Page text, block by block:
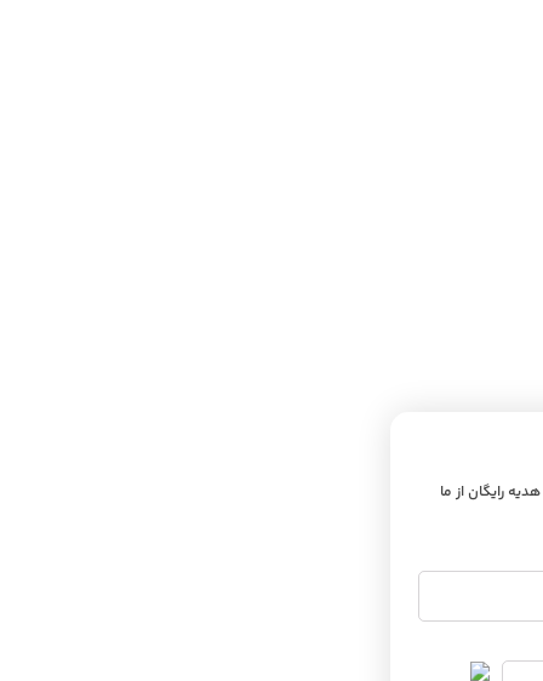
هدیه رایگان از ما